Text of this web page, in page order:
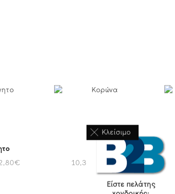
Κλείσιμο
Είστε πελάτης
€
Κορώνα
10,30
13,10 €